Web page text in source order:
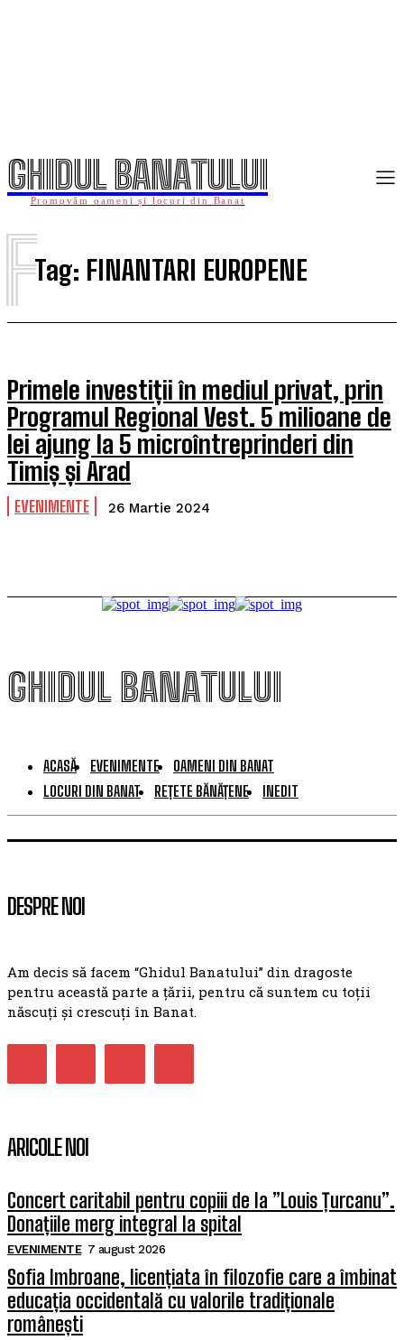
GHIDUL BANATULUI
Promovăm oameni și locuri din Banat
Tag: FINANTARI EUROPENE
F
Primele investiții în mediul privat, prin
Programul Regional Vest. 5 milioane de
lei ajung la 5 microîntreprinderi din
Timiș și Arad
EVENIMENTE 26 Martie 2024
GHIDUL BANATULUI
ACASĂ EVENIMENTE
OAMENI DIN BANAT
LOCURI DIN BANAT
REȚETE BĂNĂȚENE INEDIT
DESPRE NOI
Am decis să facem “Ghidul Banatului” din dragoste
pentru această parte a țării, pentru că suntem cu toții
născuți și crescuți în Banat.
ARICOLE NOI
Concert caritabil pentru copiii de la ”Louis Țurcanu”.
Donațiile merg integral la spital
EVENIMENTE 7 august 2026
Sofia Imbroane, licențiata în filozofie care a îmbinat
educația occidentală cu valorile tradiționale
românești